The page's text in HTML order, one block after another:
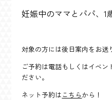
妊娠中のママとパパ、1
対象の方には後日案内をお送
ご予約は電話もしくはイベン
ださい。
ネット予約はこちらから！